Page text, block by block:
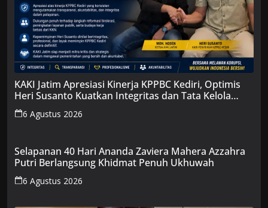
KAKI Jatim Apresiasi Kinerja KPPBC Kediri, Optimis
Heri Susanto Kuatkan Integritas dan Tata Kelola
Bersih
6 Agustus 2026
Selapanan 40 Hari Ananda Zaviera Mahera Azzahra
Putri Berlangsung Khidmat Penuh Ukhuwah
6 Agustus 2026